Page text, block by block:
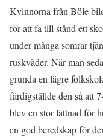
Kvinnorna från Böle
för att få till stånd ett
under många somrar
ruskväder. När man
grunda en lägre
färdigställde den så att
blev en stor lättnad för
en god beredskap för